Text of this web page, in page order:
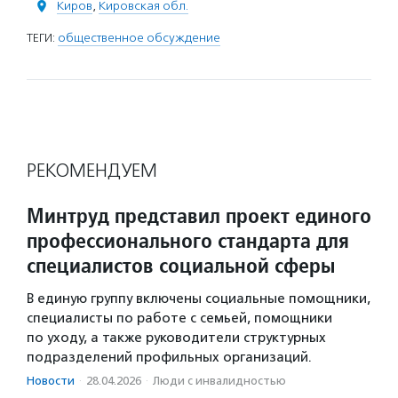
Киров, Кировская обл.
ТЕГИ: общественное обсуждение
РЕКОМЕНДУЕМ
Минтруд представил проект единого
профессионального стандарта для
специалистов социальной сферы
В единую группу включены социальные помощники,
специалисты по работе с семьей, помощники
по уходу, а также руководители структурных
подразделений профильных организаций.
Новости · 28.04.2026 · Люди с инвалидностью